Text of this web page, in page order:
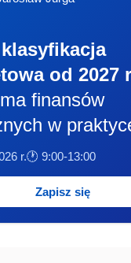
od 2027
finansów
w
r.🕐 9:00-13:00
Zapisz się